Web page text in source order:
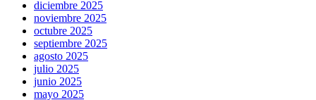
diciembre 2025
noviembre 2025
octubre 2025
septiembre 2025
agosto 2025
julio 2025
junio 2025
mayo 2025